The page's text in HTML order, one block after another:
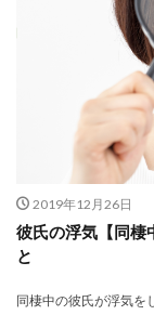
2019年12月26日
彼氏の浮気【同棲
と
同棲中の彼氏が浮気を
子供
手
悩み
引
心理
引っ越し
遠距離
迷い
返
貯蓄
負